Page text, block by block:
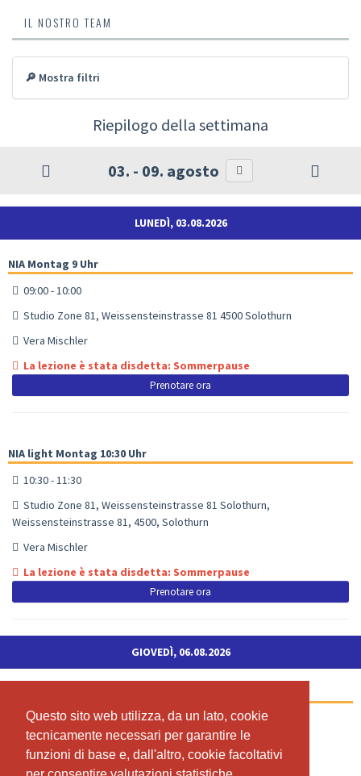
Questo sito web utilizza, da un lato, cookie
tecnicamente necessari per garantire le
funzioni di base e, dall'altro, cookie facoltativi
Questo sito web utilizza, da un lato, cookie
tecnicamente necessari per garantire le
funzioni di base e, dall'altro, cookie facoltativi
IL NOSTRO TEAM
🔎 Mostra filtri
Riepilogo della settimana
03. - 09. agosto
LUNEDÌ, 03.08.2026
NIA Montag 9 Uhr
09:00 - 10:00
Studio Zone 81, Weissensteinstrasse 81 4500 Solothurn
Vera Mischler
La lezione è stata disdetta: Sommerpause
Prenotare ora
NIA light Montag 10:30 Uhr
10:30 - 11:30
Studio Zone 81, Weissensteinstrasse 81 Solothurn,
Weissensteinstrasse 81, 4500, Solothurn
Vera Mischler
La lezione è stata disdetta: Sommerpause
Prenotare ora
GIOVEDÌ, 06.08.2026
19:00 - 20:00
Studio Zone 81, Weissensteinstrasse 81 4500 Solothurn
Vera Mischler